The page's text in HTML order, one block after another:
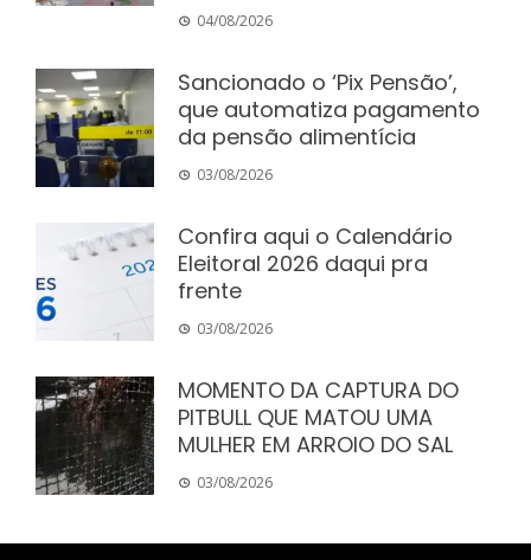
04/08/2026
Sancionado o ‘Pix Pensão’,
que automatiza pagamento
da pensão alimentícia
03/08/2026
Confira aqui o Calendário
Eleitoral 2026 daqui pra
frente
03/08/2026
MOMENTO DA CAPTURA DO
PITBULL QUE MATOU UMA
MULHER EM ARROIO DO SAL
03/08/2026